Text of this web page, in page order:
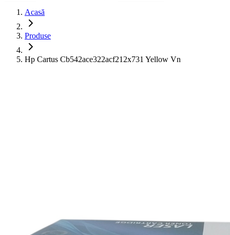
Acasă
Produse
Hp Cartus Cb542ace322acf212x731 Yellow Vn